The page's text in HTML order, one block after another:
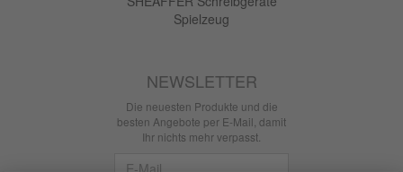
Spielzeug
NEWSLETTER
Die neuesten Produkte und die
besten Angebote per E-Mail, damit
Ihr nichts mehr verpasst.